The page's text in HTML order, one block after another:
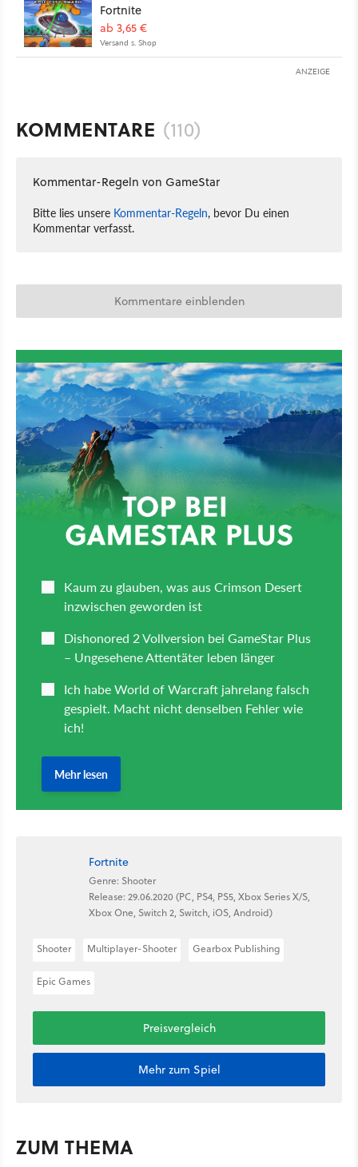
Fortnite
ab 3,65 €
Versand s. Shop
ANZEIGE
KOMMENTARE (110)
Kommentar-Regeln von GameStar
Bitte lies unsere Kommentar-Regeln, bevor Du einen
Kommentar verfasst.
Kommentare einblenden
Fortnite
Genre: Shooter
Release: 29.06.2020 (PC, PS4, PS5, Xbox Series X/S,
Xbox One, Switch 2, Switch, iOS, Android)
Shooter Multiplayer-Shooter Gearbox Publishing
Epic Games
Preisvergleich
Mehr zum Spiel
ZUM THEMA